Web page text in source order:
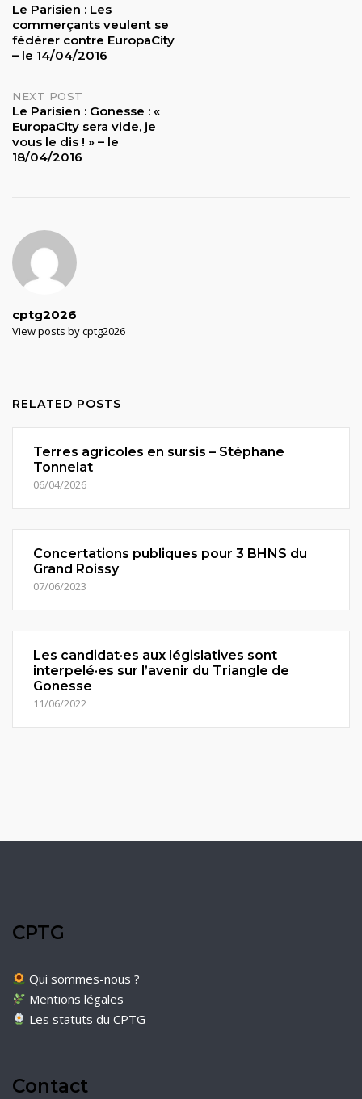
navigation
Le Parisien : Les
commerçants veulent se
fédérer contre EuropaCity
– le 14/04/2016
NEXT POST
Le Parisien : Gonesse : «
EuropaCity sera vide, je
vous le dis ! » – le
18/04/2016
cptg2026
View posts by cptg2026
RELATED POSTS
Terres agricoles en sursis – Stéphane
Tonnelat
06/04/2026
Concertations publiques pour 3 BHNS du
Grand Roissy
07/06/2023
Les candidat·es aux législatives sont
interpelé·es sur l’avenir du Triangle de
Gonesse
11/06/2022
CPTG
Qui sommes-nous ?
Mentions légales
Les statuts du CPTG
Contact